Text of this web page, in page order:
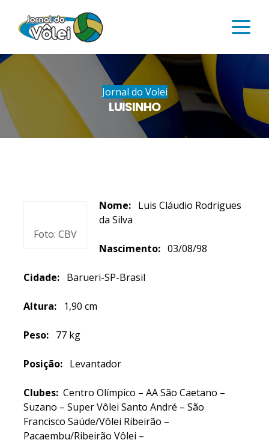
Jornal do Volei
LUISINHO
Foto: CBV
Nome: Luis Cláudio Rodrigues
da Silva
Nascimento: 03/08/98
Cidade: Barueri-SP-Brasil
Altura: 1,90 cm
Peso: 77 kg
Posição: Levantador
Clubes: Centro Olímpico – AA São Caetano –
Suzano – Super Vôlei Santo André – São
Francisco Saúde/Vôlei Ribeirão –
Pacaembu/Ribeirão Vôlei –